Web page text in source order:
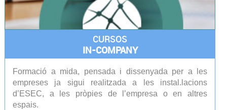
CURSOS
IN-COMPANY
Formació a mida, pensada i dissenyada per a les
empreses ja sigui realitzada a les instal.lacions
d’ESEC, a les pròpies de l’empresa o en altres
espais.